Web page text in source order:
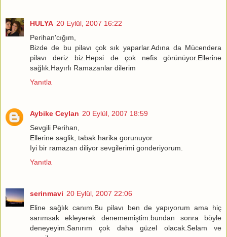
HULYA 20 Eylül, 2007 16:22
Perihan'cığım,
Bizde de bu pilavı çok sık yaparlar.Adına da Mücendera
pilavı deriz biz.Hepsi de çok nefis görünüyor.Ellerine
sağlık.Hayırlı Ramazanlar dilerim
Yanıtla
Aybike Ceylan 20 Eylül, 2007 18:59
Sevgili Perihan,
Ellerine saglik, tabak harika gorunuyor.
Iyi bir ramazan diliyor sevgilerimi gonderiyorum.
Yanıtla
serinmavi 20 Eylül, 2007 22:06
Eline sağlık canım.Bu pilavı ben de yapıyorum ama hiç
sarımsak ekleyerek denememiştim.bundan sonra böyle
deneyeyim.Sanırım çok daha güzel olacak.Selam ve